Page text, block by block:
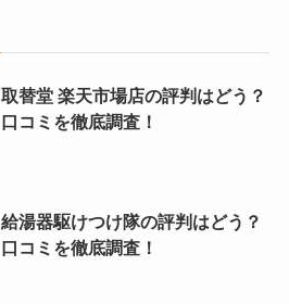
取替堂 楽天市場店の評判はどう？
口コミを徹底調査！
給湯器駆けつけ隊の評判はどう？
口コミを徹底調査！